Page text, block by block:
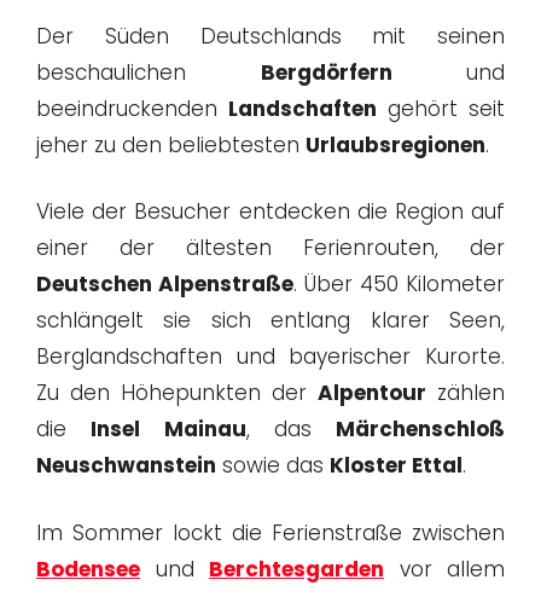
Der Süden Deutschlands mit seinen
beschaulichen Bergdörfern und
beeindruckenden Landschaften gehört seit
jeher zu den beliebtesten Urlaubsregionen.
Viele der Besucher entdecken die Region auf
einer der ältesten Ferienrouten, der
Deutschen Alpenstraße. Über 450 Kilometer
schlängelt sie sich entlang klarer Seen,
Berglandschaften und bayerischer Kurorte.
Zu den Höhepunkten der Alpentour zählen
die Insel Mainau, das Märchenschloß
Neuschwanstein sowie das Kloster Ettal.
Im Sommer lockt die Ferienstraße zwischen
Bodensee und Berchtesgarden vor allem